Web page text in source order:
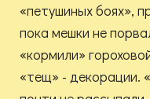
«петушиных боях»,
пока мешки не
«кормили»
«тещ» - декорации.